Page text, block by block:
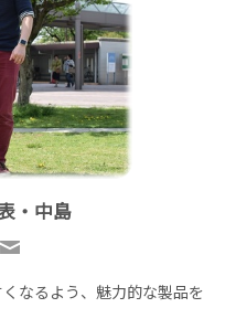
・中島
なるよう、魅力的な製品を